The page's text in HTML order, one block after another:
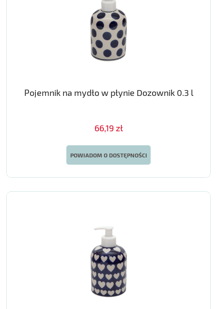
Pojemnik na mydło w płynie Dozownik 0.3 l
66,19 zł
POWIADOM O DOSTĘPNOŚCI